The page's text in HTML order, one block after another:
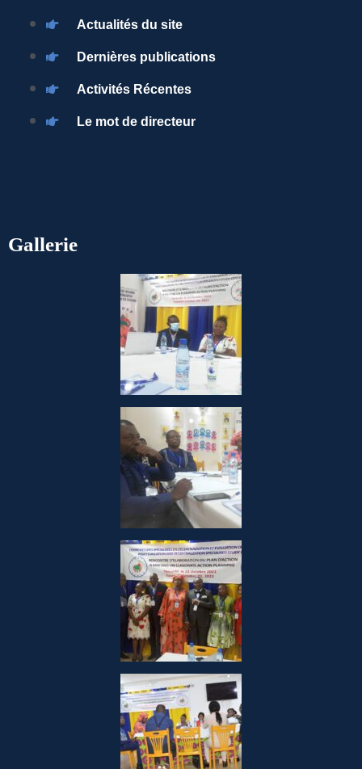
Actualités du site
Dernières publications
Activités Récentes
Le mot de directeur
Gallerie